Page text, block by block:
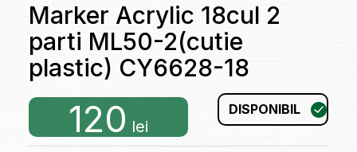
Marker Acrylic 18cul 2
parti ML50-2(cutie
plastic) CY6628-18
120 lei
DISPONIBIL